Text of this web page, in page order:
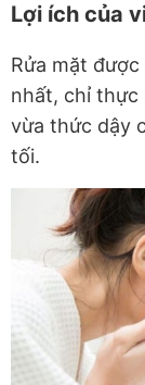
Lợi ích của
Rửa mặt
nhất, chỉ thực
vừa thức dậy
tối.